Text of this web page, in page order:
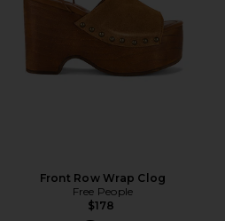
Front Row Wrap Clog
Free People
$178